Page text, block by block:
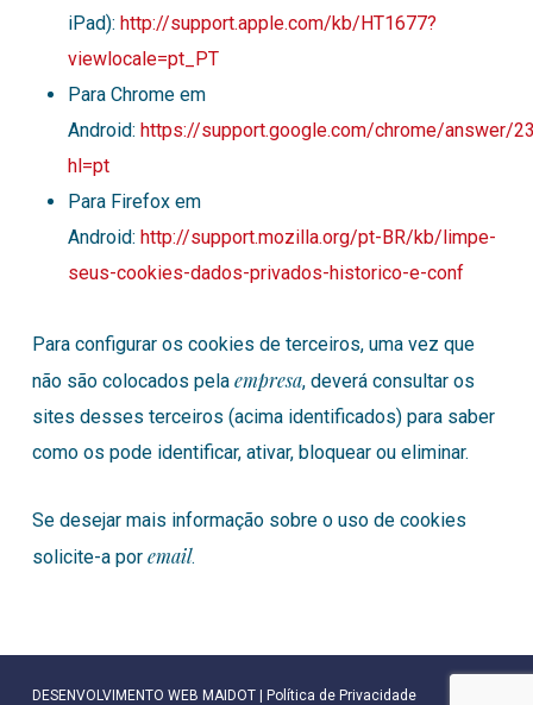
iPad): http://support.apple.com/kb/HT1677?
viewlocale=pt_PT
Para Chrome em
Android: https://support.google.com/chrome/answer/
hl=pt
Para Firefox em
Android: http://support.mozilla.org/pt-BR/kb/limpe-
seus-cookies-dados-privados-historico-e-conf
Para configurar os cookies de terceiros, uma vez que
não são colocados pela empresa, deverá consultar os
sites desses terceiros (acima identificados) para saber
como os pode identificar, ativar, bloquear ou eliminar.
Se desejar mais informação sobre o uso de cookies
solicite-a por email.
DESENVOLVIMENTO WEB MAIDOT | Política de Privacidade